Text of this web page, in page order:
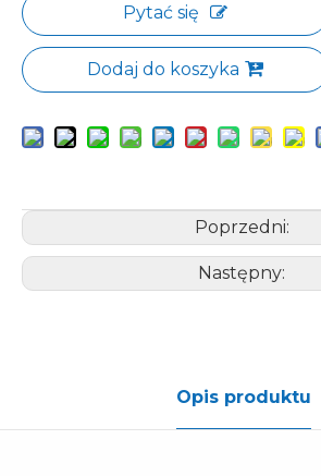
Pytać się
Dodaj do koszyka
Poprzedni:
Następny:
Opis produktu